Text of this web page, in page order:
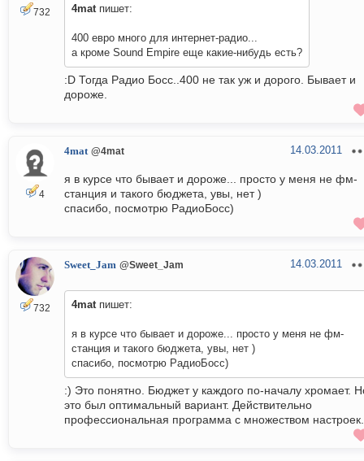
732 4matпишет:
400 евро много для интернет-радио...
а кроме Sound Empire еще какие-нибудь есть?
:D Тогда Радио Босс..400 не так уж и дорого. Бывает и
дороже.
4
4mat @4mat 14.03.2011
я в курсе что бывает и дороже... просто у меня не фм-
станция и такого бюджета, увы, нет )
спасибо, посмотрю РадиоБосс)
732
Sweet_Jam @Sweet_Jam 14.03.2011
4matпишет:
я в курсе что бывает и дороже... просто у меня не фм-
станция и такого бюджета, увы, нет )
спасибо, посмотрю РадиоБосс)
:) Это понятно. Бюджет у каждого по-началу хромает.
это был оптимальный вариант. Действительно
профессиональная программа с множеством настроек.